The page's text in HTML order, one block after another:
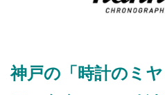
神戸の「時計のミ